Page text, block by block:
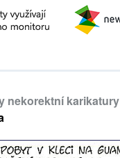
nekorektní karikatury